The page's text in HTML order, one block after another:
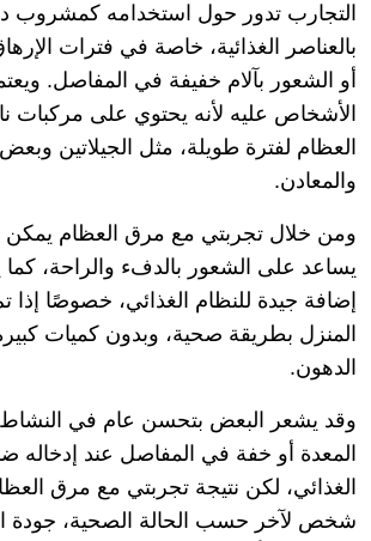
التجارب تدور حول استخدامه كمشروب
بالعناصر الغذائية، خاصة في فترات
أو الشعور بآلام خفيفة في المفاصل.
الأشخاص عليه لأنه يحتوي على مركبات
العظام لفترة طويلة، مثل الجيلاتين
والمعادن.
ومن خلال تجربتي مع مرق العظام يمكن
يساعد على الشعور بالدفء والراحة،
إضافة جيدة للنظام الغذائي، خصوصًا
المنزل بطريقة صحية، وبدون كميات
الدهون.
وقد يشعر البعض بتحسن عام في
المعدة أو خفة في المفاصل عند إدخاله
الغذائي، لكن نتيجة تجربتي مع مرق
شخص لآخر حسب الحالة الصحية، جودة